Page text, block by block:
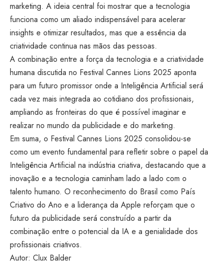
marketing. A ideia central foi mostrar que a tecnologia
funciona como um aliado indispensável para acelerar
insights e otimizar resultados, mas que a essência da
criatividade continua nas mãos das pessoas.
A combinação entre a força da tecnologia e a criatividade
humana discutida no Festival Cannes Lions 2025 aponta
para um futuro promissor onde a Inteligência Artificial será
cada vez mais integrada ao cotidiano dos profissionais,
ampliando as fronteiras do que é possível imaginar e
realizar no mundo da publicidade e do marketing.
Em suma, o Festival Cannes Lions 2025 consolidou-se
como um evento fundamental para refletir sobre o papel da
Inteligência Artificial na indústria criativa, destacando que a
inovação e a tecnologia caminham lado a lado com o
talento humano. O reconhecimento do Brasil como País
Criativo do Ano e a liderança da Apple reforçam que o
futuro da publicidade será construído a partir da
combinação entre o potencial da IA e a genialidade dos
profissionais criativos.
Autor: Clux Balder